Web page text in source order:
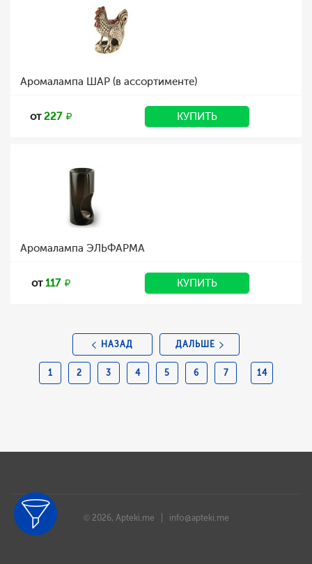
Аромалампа ШАР (в ассортименте)
от227 КУПИТЬ
Аромалампа ЭЛЬФАРМА
от117 КУПИТЬ
НАЗАД
1 2 3 4 5 6 7 14
ДАЛЬШЕ
© 2026, Apteki.me | info@apteki.me